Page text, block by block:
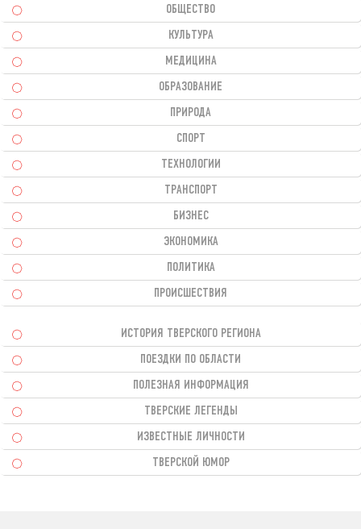
ОБЩЕСТВО
КУЛЬТУРА
МЕДИЦИНА
ОБРАЗОВАНИЕ
ПРИРОДА
СПОРТ
ТЕХНОЛОГИИ
ТРАНСПОРТ
БИЗНЕС
ЭКОНОМИКА
ПОЛИТИКА
ПРОИСШЕСТВИЯ
ИСТОРИЯ ТВЕРСКОГО РЕГИОНА
ПОЕЗДКИ ПО ОБЛАСТИ
ПОЛЕЗНАЯ ИНФОРМАЦИЯ
ТВЕРСКИЕ ЛЕГЕНДЫ
ИЗВЕСТНЫЕ ЛИЧНОСТИ
ТВЕРСКОЙ ЮМОР